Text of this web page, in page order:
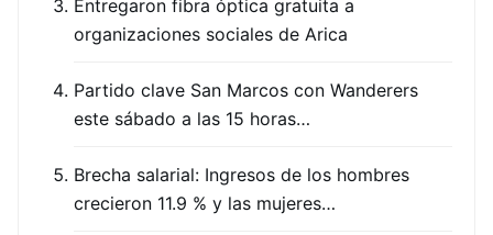
Entregaron fibra óptica gratuita a
organizaciones sociales de Arica
Partido clave San Marcos con Wanderers
este sábado a las 15 horas…
Brecha salarial: Ingresos de los hombres
crecieron 11.9 % y las mujeres…